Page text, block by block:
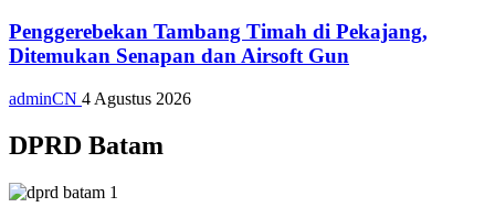
Penggerebekan Tambang Timah di Pekajang,
Ditemukan Senapan dan Airsoft Gun
adminCN 4 Agustus 2026
DPRD Batam